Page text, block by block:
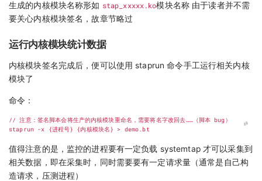
生成的内核模块名称形如 stap_xxxxx.ko模块名称 由于读者并不需
要关心内核模块签名，故章节略过
运行内核模块统计数据
内核模块签名完成后，便可以使用 staprun 命令手工运行相关内核
模块了
命令：
值得注意的是，监控的进程要有一定负载 systemtap 才可以采集到
相关数据，即在采集时，同时需要要有一定请求量（通常是自己构
造请求，压测进程）